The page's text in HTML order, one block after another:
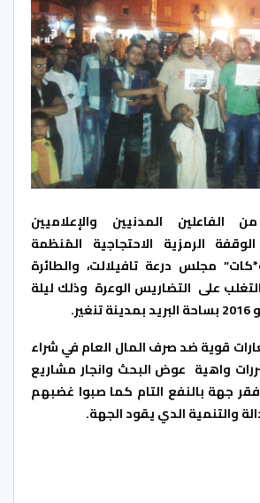
الفاعلين المدنيين والإعلاميين
الرمزية الاحتجاجية المُنظمة
مجلس درعة تافيلالت، والطائرة
على التضاريس الوعرة وذلك ليلة
قوية ضد صرف المال العام في شراء
واهية عوض البحث وانجار مشاريع
جهة بالنفع التام كما صبوا غضبهم
والتنمية الدي يقود الجهة.